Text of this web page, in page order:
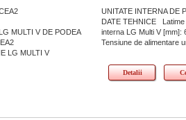
MULTI V DE PODEA
LG MULTI V
UNITATE INTERNA DE
DATE TEHNICE Latime
interna LG Multi V [mm]:
Tensiune de alimentare
Detalii